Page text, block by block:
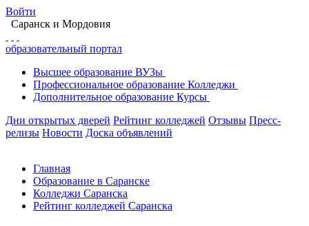
Войти
Саранск и Мордовия
образовательный портал
Высшее образование ВУЗы
Профессиональное образование Колледжи
Дополнительное образование Курсы
Дни открытых дверей Рейтинг колледжей Отзывы Пресс-
релизы Новости Доска объявлений
Главная
Образование в Саранске
Колледжи Саранска
Рейтинг колледжей Саранска